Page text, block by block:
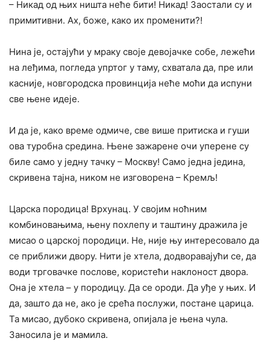
– Никад од њих ништа неће бити! Никад! Заостали су и
примитивни. Ах, боже, како их променити?!
Нина је, остајући у мраку своје девојачке собе, лежећи
на леђима, погледа упртог у таму, схватала да, пре или
касније, новгородска провинција неће моћи да испуни
све њене идеје.
И да је, како време одмиче, све више притиска и гуши
ова туробна средина. Њене зажарене очи уперене су
биле само у једну тачку – Москву! Само једна једина,
скривена тајна, ником не изговорена – Кремљ!
Царска породица! Врхунац. У својим ноћним
комбиновањима, њену похлепу и таштину дражила је
мисао о царској породици. Не, није њу интересовало да
се приближи двору. Нити је хтела, додворавајући се, да
води трговачке послове, користећи наклоност двора.
Она је хтела – у породицу. Да се ороди. Да уђе у њих. И
да, зашто да не, ако је срећа послужи, постане царица.
Та мисао, дубоко скривена, опијала је њена чула.
Заносила је и мамила.